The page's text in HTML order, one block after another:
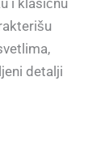
i klasičnu
detalji